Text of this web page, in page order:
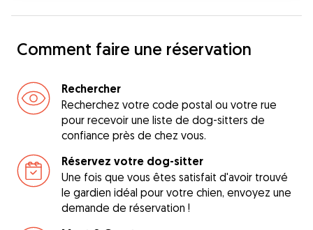
Comment faire une réservation
Rechercher
Recherchez votre code postal ou votre rue
pour recevoir une liste de dog-sitters de
confiance près de chez vous.
Réservez votre dog-sitter
Une fois que vous êtes satisfait d'avoir trouvé
le gardien idéal pour votre chien, envoyez une
demande de réservation !